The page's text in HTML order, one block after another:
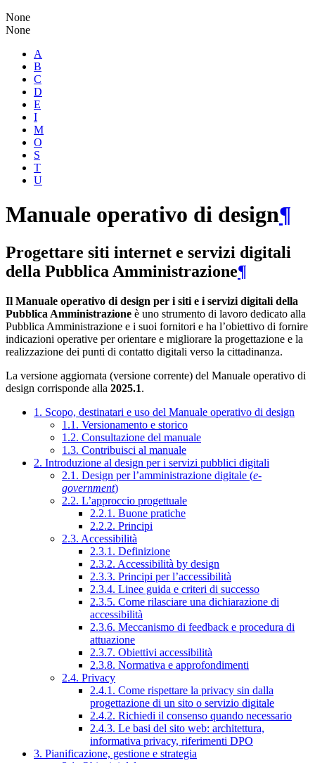
None
None
A
B
C
D
E
I
M
O
S
T
U
Manuale operativo di design¶
Progettare siti internet e servizi digitali
della Pubblica Amministrazione¶
Il Manuale operativo di design per i siti e i servizi digitali della
Pubblica Amministrazione è uno strumento di lavoro dedicato alla
Pubblica Amministrazione e i suoi fornitori e ha l’obiettivo di fornire
indicazioni operative per orientare e migliorare la progettazione e la
realizzazione dei punti di contatto digitali verso la cittadinanza.
La versione aggiornata (versione corrente) del Manuale operativo di
design corrisponde alla 2025.1.
1. Scopo, destinatari e uso del Manuale operativo di design
1.1. Versionamento e storico
1.2. Consultazione del manuale
1.3. Contribuisci al manuale
2. Introduzione al design per i servizi pubblici digitali
2.1. Design per l’amministrazione digitale (e-
government)
2.2. L’approccio progettuale
2.2.1. Buone pratiche
2.2.2. Principi
2.3. Accessibilità
2.3.1. Definizione
2.3.2. Accessibilità by design
2.3.3. Principi per l’accessibilità
2.3.4. Linee guida e criteri di successo
2.3.5. Come rilasciare una dichiarazione di
accessibilità
2.3.6. Meccanismo di feedback e procedura di
attuazione
2.3.7. Obiettivi accessibilità
2.3.8. Normativa e approfondimenti
2.4. Privacy
2.4.1. Come rispettare la privacy sin dalla
progettazione di un sito o servizio digitale
2.4.2. Richiedi il consenso quando necessario
2.4.3. Le basi del sito web: architettura,
informativa privacy, riferimenti DPO
3. Pianificazione, gestione e strategia